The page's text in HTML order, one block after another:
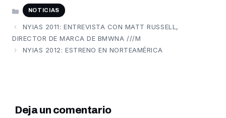
CATEGORÍAS
NOTICIAS
NYIAS 2011: ENTREVISTA CON MATT RUSSELL,
DIRECTOR DE MARCA DE BMWNA ///M
NYIAS 2012: ESTRENO EN NORTEAMÉRICA
Deja un comentario